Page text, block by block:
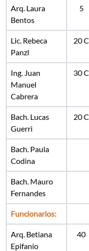
Arq. Laura
Bentos
5
Lic. Rebeca
Panzl
20 C
Ing. Juan
Manuel
Cabrera
30 C
Bach. Lucas
Guerri
20 C
Bach. Paula
Codina
Bach. Mauro
Fernandes
Funcionarios:
Arq. Betiana
Epifanio
40